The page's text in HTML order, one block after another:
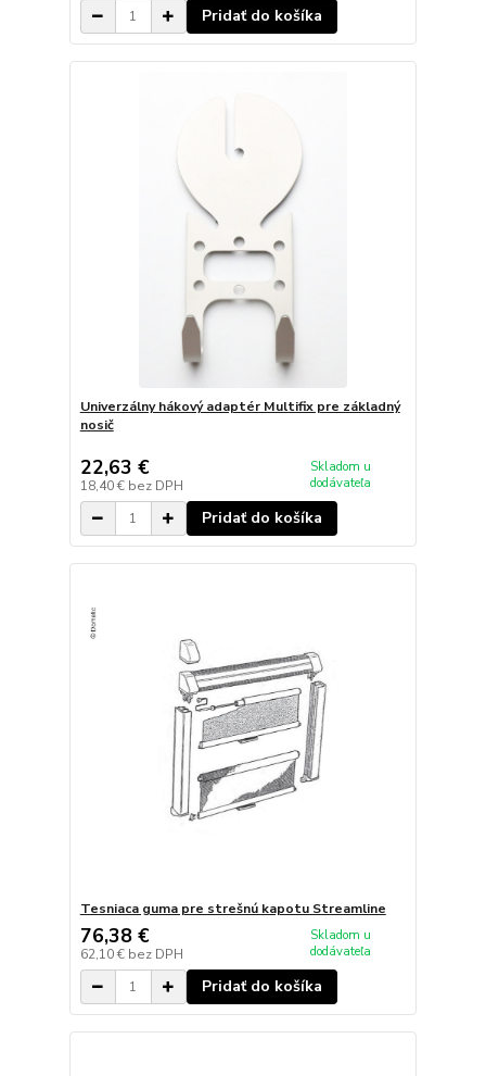
Pridať do košíka
Univerzálny hákový adaptér Multifix pre základný
nosič
22,63 €
18,40 € bez DPH
Skladom u
dodávateľa
Pridať do košíka
Tesniaca guma pre strešnú kapotu Streamline
76,38 €
62,10 € bez DPH
Skladom u
dodávateľa
Pridať do košíka